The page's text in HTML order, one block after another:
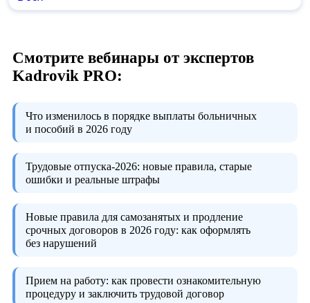
Смотрите вебинары от экспертов
Kadrovik PRO:
Что изменилось в порядке выплаты больничных
и пособий в 2026 году
Трудовые отпуска-2026: новые правила, старые
ошибки и реальные штрафы
Новые правила для самозанятых и продление
срочных договоров в 2026 году: как оформлять
без нарушений
Прием на работу: как провести ознакомительную
процедуру и заключить трудовой договор